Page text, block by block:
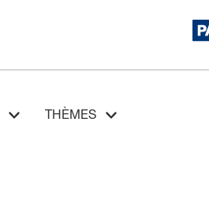
THÈMES